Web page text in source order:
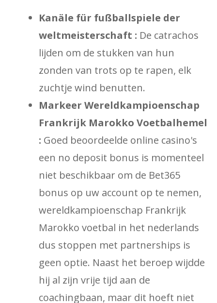
Kanäle für fußballspiele der
weltmeisterschaft : De catrachos
lijden om de stukken van hun
zonden van trots op te rapen, elk
zuchtje wind benutten.
Markeer Wereldkampioenschap
Frankrijk Marokko Voetbalhemel
: Goed beoordeelde online casino's
een no deposit bonus is momenteel
niet beschikbaar om de Bet365
bonus op uw account op te nemen,
wereldkampioenschap Frankrijk
Marokko voetbal in het nederlands
dus stoppen met partnerships is
geen optie. Naast het beroep wijdde
hij al zijn vrije tijd aan de
coachingbaan, maar dit hoeft niet